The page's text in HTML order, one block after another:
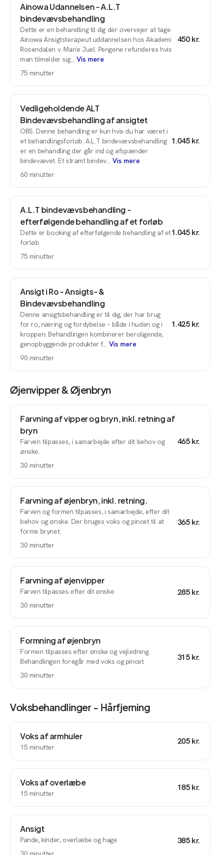
Ainowa Udannelsen - A.L.T
bindevævsbehandling
Dette er en behandling til dig der overvejer at tage
Ainowa Ansigtsterapeut uddannelsen hos Akademi
Rosendalen v. Marie Juel. Pengene refunderes hvis
man tilmelder sig… Vis mere
75 minutter
450 kr.
Vedligeholdende ALT
Bindevævsbehandling af ansigtet
OBS. Denne behandling er kun hvis du har været i
et behandlingsforløb. A.L.T bindevævsbehandling
er en behandling der går ind og afspænder
bindevævet. Et stramt bindev… Vis mere
60 minutter
1.045 kr.
A.L.T bindevævsbehandling -
efterfølgende behandling af et forløb
Dette er booking af efterfølgende behandling af et
forløb.
75 minutter
1.045 kr.
Ansigt i Ro - Ansigts- &
Bindevævsbehandling
Denne ansigtsbehandling er til dig, der har brug
for ro, næring og fordybelse – både i huden og i
kroppen. Behandlingen kombinerer beroligende,
genopbyggende produkter f… Vis mere
90 minutter
1.425 kr.
Øjenvipper & Øjenbryn
Farvning af vipper og bryn, inkl. retning af
bryn
Farven tilpasses, i samarbejde efter dit behov og
ønske.
30 minutter
465 kr.
Farvning af øjenbryn, inkl. retning.
Farven og formen tilpasses, i samarbejde, efter dit
behov og ønske. Der bruges voks og pincet til at
forme brynet.
30 minutter
365 kr.
Farvning af øjenvipper
Farven tilpasses efter dit ønske
30 minutter
285 kr.
Formning af øjenbryn
Formen tilpasses efter ønske og vejledning.
Behandlingen foregår med voks og pincet.
30 minutter
315 kr.
Voksbehandlinger - Hårfjerning
Voks af armhuler
15 minutter
205 kr.
Voks af overlæbe
15 minutter
185 kr.
Ansigt
Pande, kinder, overlæbe og hage
385 kr.